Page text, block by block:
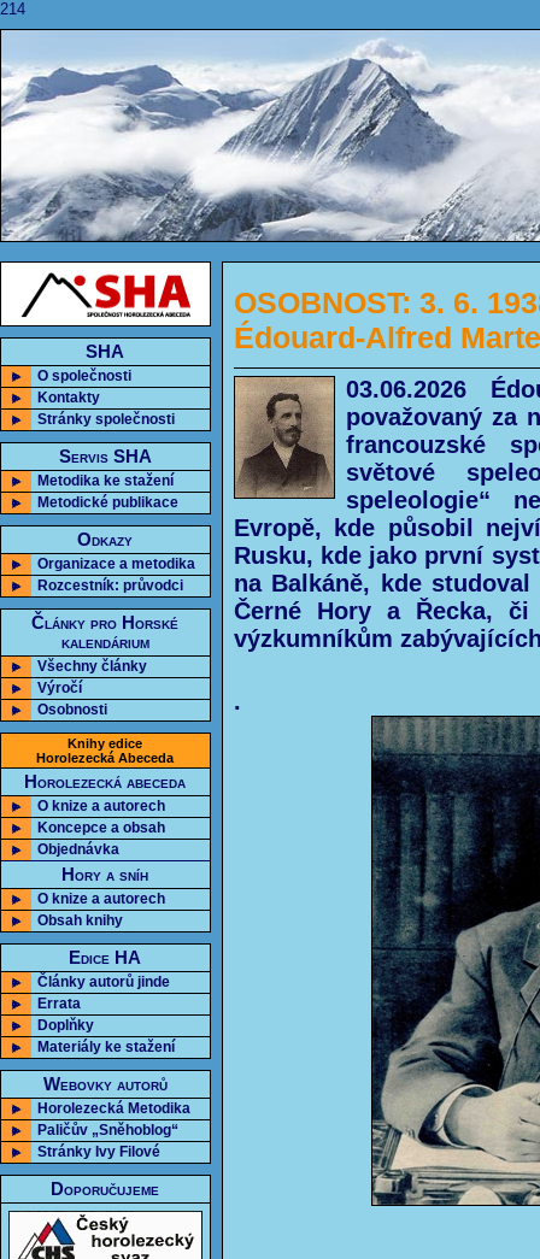
214
SHA
O společnosti
Kontakty
Stránky společnosti
Servis SHA
Metodika ke stažení
Metodické publikace
Odkazy
Organizace a metodika
Rozcestník: průvodci
Články pro Horské
kalendárium
Všechny články
Výročí
Osobnosti
Knihy edice
Horolezecká Abeceda
Horolezecká abeceda
O knize a autorech
Koncepce a obsah
Objednávka
Hory a sníh
O knize a autorech
Obsah knihy
Edice HA
Články autorů jinde
Errata
Doplňky
Materiály ke stažení
Webovky autorů
Horolezecká Metodika
Paličův „Sněhoblog“
Stránky Ivy Filové
Doporučujeme
OSOBNOST: 3. 6.
Édouard-Alfred
03.06.2026
považovaný za
francouzské
světové
speleologie“
Evropě, kde působil
Rusku, kde jako první
na Balkáně, kde
Černé Hory a Řecka,
výzkumníkům
.